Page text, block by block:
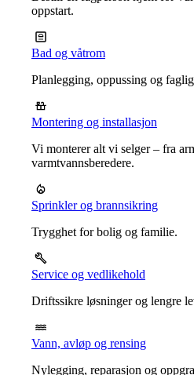
oppstart.
Bad og våtrom
Planlegging, oppussing og
Montering og installasjon
Vi monterer alt vi selger – fra
varmtvannsberedere.
Sprinkler og brannsikring
Trygghet for bolig og familie.
Service og vedlikehold
Driftssikre løsninger og lengre
Vann, avløp og rensing
Nylegging, reparasjon og